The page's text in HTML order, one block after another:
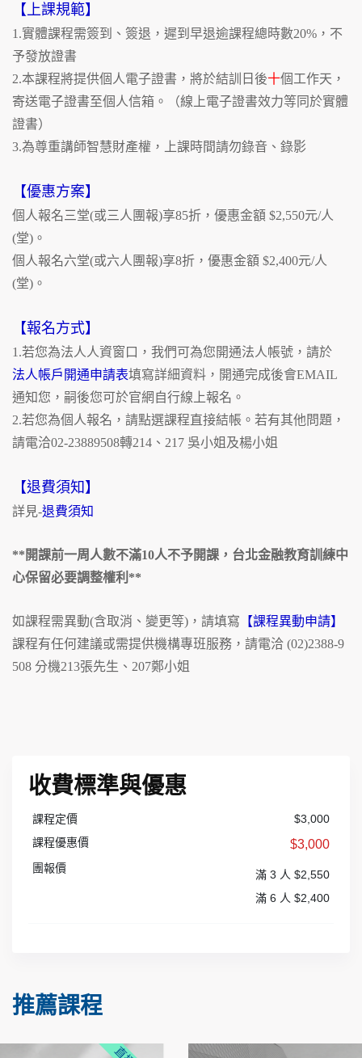
【上課規範】
1.實體課程需簽到、簽退，遲到早退逾課程總時數20%，不
予發放證書
2.本課程將提供個人電子證書，將於結訓日後十個工作天，
寄送電子證書至個人信箱。（線上電子證書效力等同於實體
證書）
3.為尊重講師智慧財產權，上課時間請勿錄音、錄影
【優惠方案】
個人報名三堂(或三人團報)享85折，優惠金額 $2,550元/人
(堂)。
個人報名六堂(或六人團報)享8折，優惠金額 $2,400元/人
(堂)。
【報名方式】
1.若您為法人人資窗口，我們可為您開通法人帳號，請於
法人帳戶開通申請表填寫詳細資料，開通完成後會EMAIL
通知您，嗣後您可於官網自行線上報名。
2.若您為個人報名，請點選課程直接結帳。若有其他問題，
請電洽02-23889508轉214、217 吳小姐及楊小姐
【退費須知】
詳見-退費須知
**開課前一周人數不滿10人不予開課，台北金融教育訓練中
心保留必要調整權利**
如課程需異動(含取消、變更等)，請填寫 【課程異動申請】
課程有任何建議或需提供機構專班服務，請電洽 (02)2388-9
508 分機213張先生、207鄭小姐
收費標準與優惠
課程定價
$3,000
課程優惠價
$3,000
團報價
滿 3 人 $2,550
滿 6 人 $2,400
推薦課程